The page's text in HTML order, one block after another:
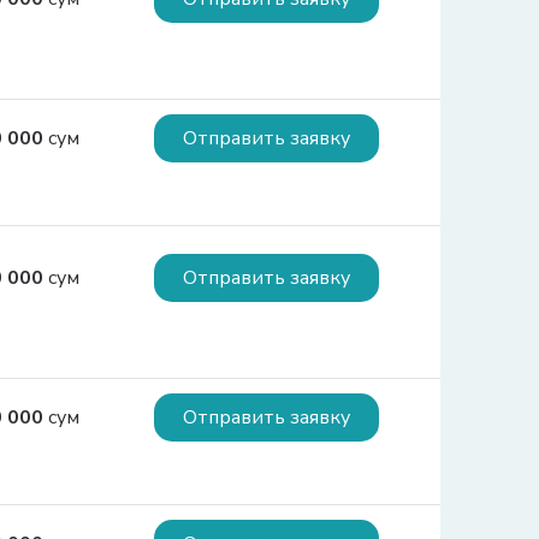
кратного размера БРВ
000 сум Отправить заявку
Ташкенте – до 600 000 000 сумов
Каракалпакстан и областях – до
000 сум Отправить заявку
15 лет - 27%  Размер первоначального
000 сум Отправить заявку